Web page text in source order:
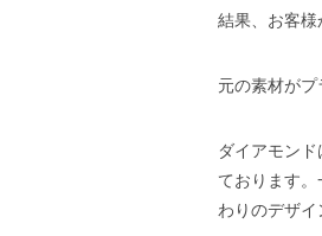
結果、お客
元の素材が
ダイアモン
ております
わりのデザイ